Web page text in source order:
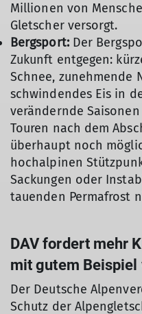
Millionen von
Gletscher versorgt.
Bergsport:Der
Zukunft entgegen:
Schnee, zunehmende
schwindendes Eis in
verändernde
Touren nach dem
überhaupt noch
hochalpinen
Sackungen oder
tauenden Permafrost
DAV fordert mehr
mit gutem Beispiel
Der Deutsche
Schutz der